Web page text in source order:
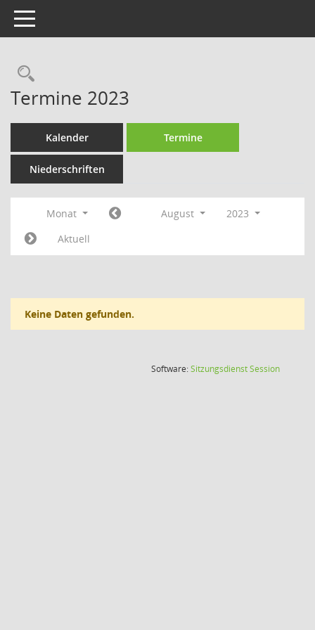
Toggle navigation
Rechercheauswahl
Termine 2023
Kalender Termine
Niederschriften
Monat August
2023
Aktuell
Keine Daten gefunden.
Software:SitzungsdienstSession(Wird in